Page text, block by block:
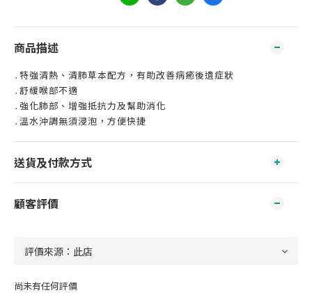
商品描述
․特強清熱、清肺草本配方，有助改善病癒後遺症狀
․舒緩喉部不適
․強化肺部、增強抵抗力及幫助消化
․溫水沖調無須浸泡，方便快捷
送貨及付款方式
顧客評價
尚未有任何評價